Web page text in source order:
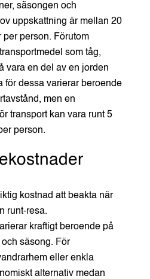
säsongen och
uppskattning är mellan 20
person. Förutom
som tåg,
vara en del av en jorden
för dessa varierar beroende
men en
transport kan vara runt 5
person.
kostnad att beakta när
runt-resa.
kraftigt beroende på
säsong. För
eller enkla
alternativ medan